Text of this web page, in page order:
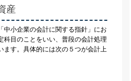
産
中小企業の会計に関する指針」にお
科目のことをいい、普段の会計処理
ます。具体的には次の５つが会計上